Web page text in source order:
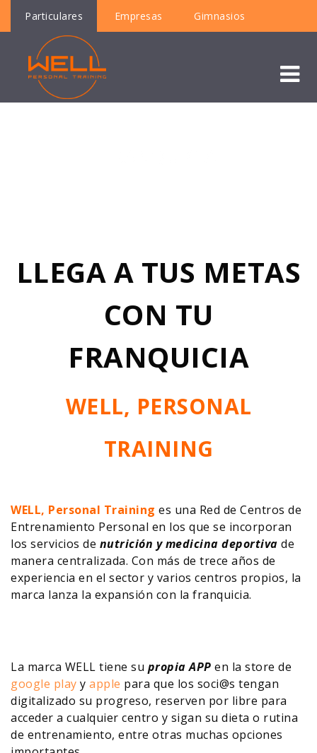
Particulares Empresas Gimnasios
LLEGA A TUS METAS
CON TU
FRANQUICIA
WELL, PERSONAL
TRAINING
WELL, Personal Training es una Red de Centros de
Entrenamiento Personal en los que se incorporan
los servicios de nutrición y medicina deportiva de
manera centralizada. Con más de trece años de
experiencia en el sector y varios centros propios, la
marca lanza la expansión con la franquicia.
La marca WELL tiene su propia APP en la store de
google play y apple para que los soci@s tengan
digitalizado su progreso, reserven por libre para
acceder a cualquier centro y sigan su dieta o rutina
de entrenamiento, entre otras muchas opciones